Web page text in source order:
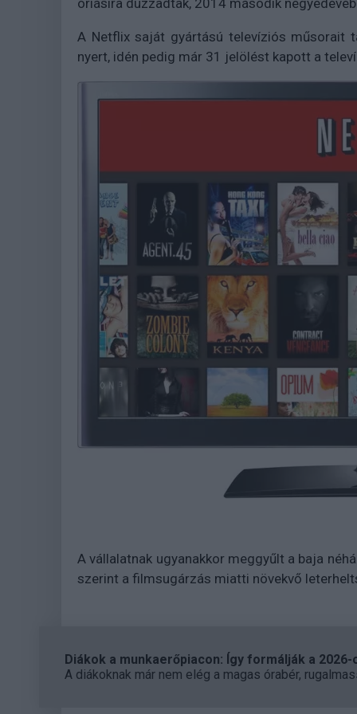
óriásira duzzadtak, 2014 második
A Netflix saját gyártású televíziós műsorait
nyert, idén pedig már 31 jelölést kapott a
A vállalatnak ugyanakkor meggyűlt a baja
szerint a filmsugárzás miatti növekvő
Diákok a munkaerőpiacon: Így formálják a
A diákoknak már nem elég a magas órabér,